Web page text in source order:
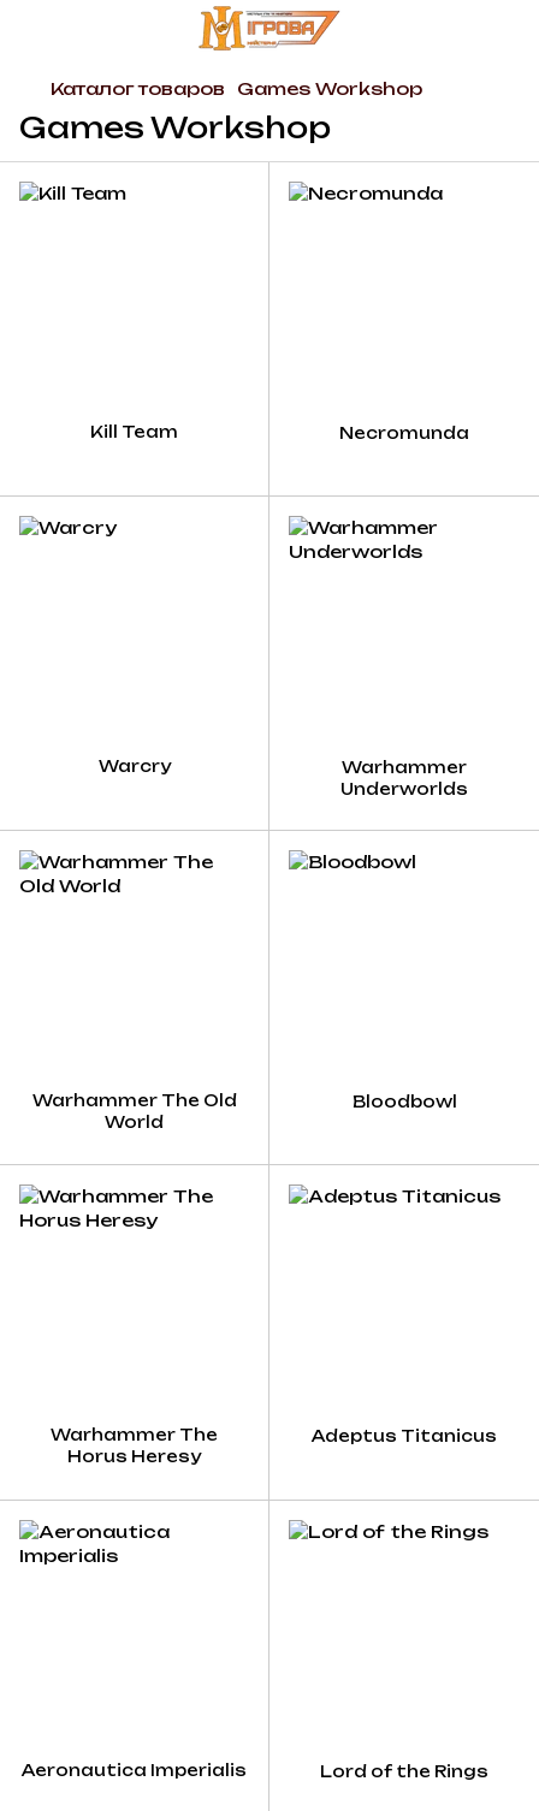
Каталог товаров Games Workshop
Games Workshop
Kill Team Necromunda
Warcry
Warhammer
Underworlds
Warhammer The Old
World
Bloodbowl
Warhammer The
Horus Heresy
Adeptus Titanicus
Aeronautica Imperialis Lord of the Rings